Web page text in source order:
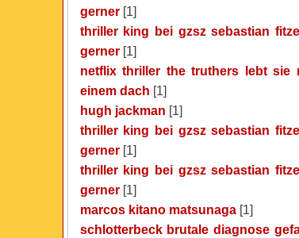
gerner[1]
thriller king bei gzsz sebastian
gerner[1]
netflix thriller the truthers lebt sie
einem dach [1]
hugh jackman [1]
thriller king bei gzsz sebastian
gerner[1]
thriller king bei gzsz sebastian
gerner[1]
marcos kitano matsunaga[1]
schlotterbeck brutale diagnose